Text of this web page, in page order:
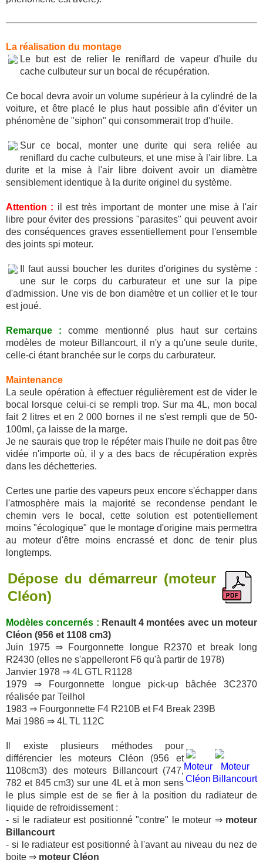
La réalisation du montage
Le but est de relier le reniflard de vapeur d'huile du
cache culbuteur sur un bocal de récupération.
Ce bocal devra avoir un volume supérieur à la cylindré de la
voiture, et être placé le plus haut possible afin d'éviter un
phénomène de "siphon" qui consommerait trop d'huile.
Sur ce bocal, monter une durite qui sera reliée au
reniflard du cache culbuteurs, et une mise à l'air libre. La
durite et la mise à l'air libre doivent avoir un diamètre
sensiblement identique à la durite originel du système.
Attention : il est très important de monter une mise à l'air
libre pour éviter des pressions "parasites" qui peuvent avoir
des conséquences graves essentiellement pour l'ensemble
des joints spi moteur.
Il faut aussi boucher les durites d'origines du système :
une sur le corps du carburateur et une sur la pipe
d'admission. Une vis de bon diamètre et un collier et le tour
est joué.
Remarque : comme mentionné plus haut sur certains
modèles de moteur Billancourt, il n'y a qu'une seule durite,
celle-ci étant branchée sur le corps du carburateur.
Maintenance
La seule opération à effectuer régulièrement est de vider le
bocal lorsque celui-ci se rempli trop. Sur ma 4L, mon bocal
fait 2 litres et en 2 000 bornes il ne s'est rempli que de 50-
100ml, ça laisse de la marge.
Je ne saurais que trop le répéter mais l'huile ne doit pas être
vidée n'importe où, il y a des bacs de récupération exprès
dans les déchetteries.
Certes une partie des vapeurs peux encore s'échapper dans
l'atmosphère mais la majorité se recondense pendant le
chemin vers le bocal, cette solution est potentiellement
moins "écologique" que le montage d'origine mais permettra
au moteur d'être moins encrassé et donc de tenir plus
longtemps.
Dépose du démarreur (moteur
Cléon)
Modèles concernés : Renault 4 montées avec un moteur
Cléon (956 et 1108 cm3)
Juin 1975 ⇒ Fourgonnette longue R2370 et break long
R2430 (elles ne s'appelleront F6 qu'à partir de 1978)
Janvier 1978 ⇒ 4L GTL R1128
1979 ⇒ Fourgonnette longue pick-up bâchée 3C2370
réalisée par Teilhol
1983 ⇒ Fourgonnette F4 R210B et F4 Break 239B
Mai 1986 ⇒ 4L TL 112C
Moteur
Billancourt
Moteur
Cléon
Il existe plusieurs méthodes pour
différencier les moteurs Cléon (956 et
1108cm3) des moteurs Billancourt (747,
782 et 845 cm3) sur une 4L et à mon sens
le plus simple est de se fier à la position du radiateur de
liquide de refroidissement :
- si le radiateur est positionné "contre" le moteur ⇒ moteur
Billancourt
- si le radiateur est positionné à l'avant au niveau du nez de
boite ⇒ moteur Cléon